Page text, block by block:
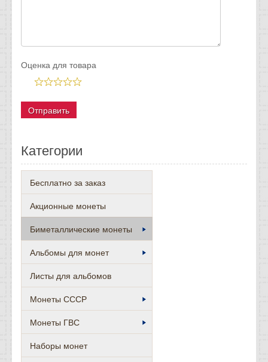
Оценка для товара
Категории
Бесплатно за заказ
Акционные монеты
Биметаллические монеты
Альбомы для монет
Листы для альбомов
Монеты СССР
Монеты ГВС
Наборы монет